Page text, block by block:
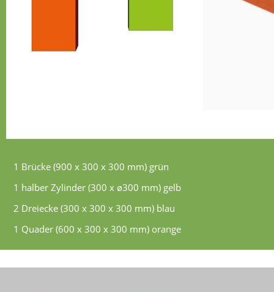
1 Brücke (900 x 300 x 300 mm) grün
1 halber Zylinder (300 x ø300 mm) gelb
2 Dreiecke (300 x 300 x 300 mm) blau
1 Quader (600 x 300 x 300 mm) orange